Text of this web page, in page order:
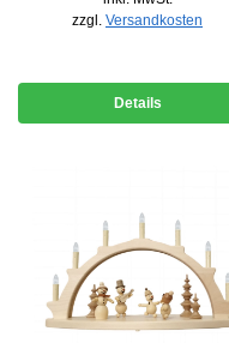
zzgl. Versandkosten
Details